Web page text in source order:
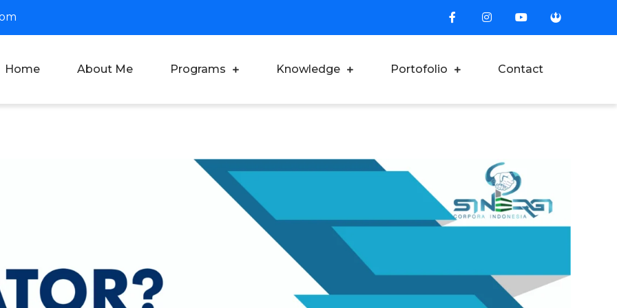
Dian Saputra
Corporate Trainer & Motivator Indonesia
Home About Me Programs Knowledge Portofolio Contact